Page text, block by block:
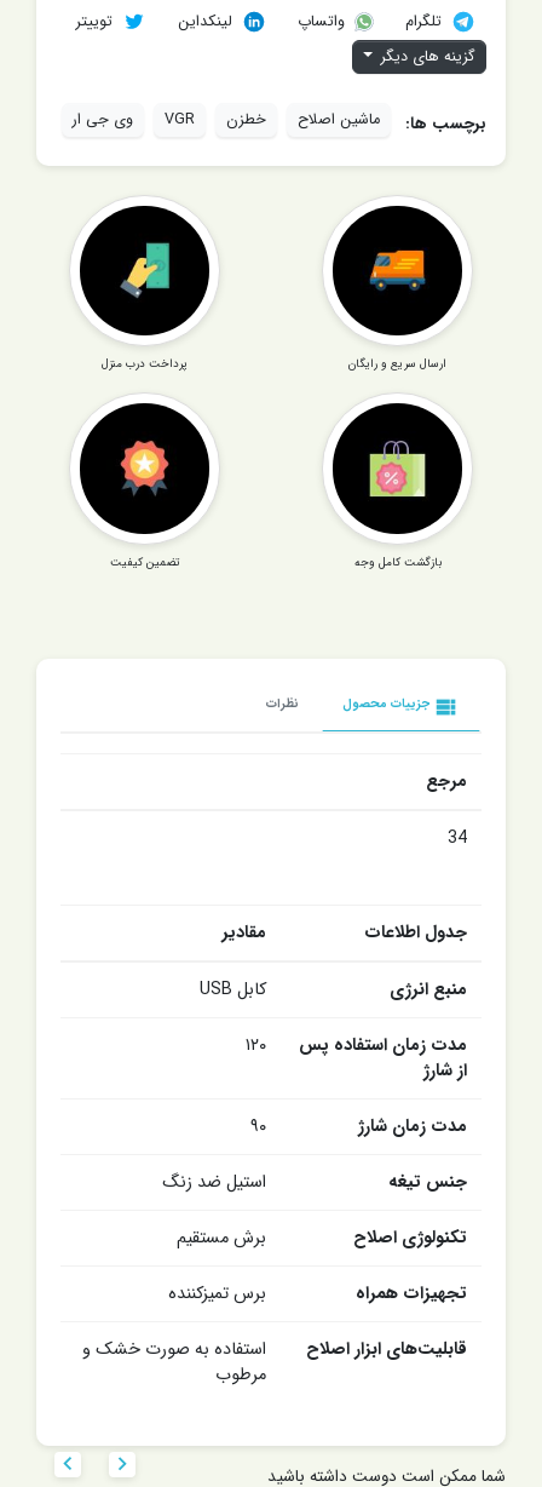
تلگرام
واتساپ لینکداین
توییتر
گزینه های دیگر
برچسب ها: ماشین اصلاح خطزن VGR وی جی ار
ارسال سریع و رایگان پرداخت درب منزل
بازگشت کامل وجه تضمین کیفیت
view_list جزییات محصول نظرات
مرجع
34
جدول اطلاعات مقادیر
منبع انرژی
کابل USB
مدت زمان استفاده پس
از شارژ
۱۲۰
مدت زمان شارژ
۹۰
جنس تیغه
استیل ضد زنگ
تکنولوژی اصلاح
برش مستقیم
تجهیزات همراه
برس تمیزکننده
قابلیت‌های ابزار اصلاح
استفاده به صورت خشک و
مرطوب
شما ممکن است دوست داشته باشید  